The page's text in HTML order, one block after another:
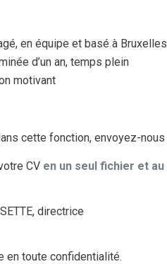
en équipe et basé à Bruxelles
d’un an, temps plein
motivant
cette fonction, envoyez-nous
CV en un seul fichier et au
directrice
en toute confidentialité.